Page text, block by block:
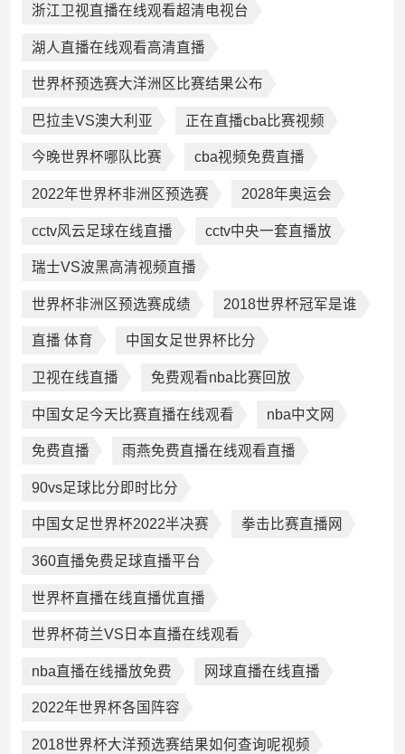
浙江卫视直播在线观看超清电视台
湖人直播在线观看高清直播
世界杯预选赛大洋洲区比赛结果公布
巴拉圭VS澳大利亚 正在直播cba比赛视频
今晚世界杯哪队比赛 cba视频免费直播
2022年世界杯非洲区预选赛 2028年奥运会
cctv风云足球在线直播 cctv中央一套直播放
瑞士VS波黑高清视频直播
世界杯非洲区预选赛成绩 2018世界杯冠军是谁
直播 体育 中国女足世界杯比分
卫视在线直播 免费观看nba比赛回放
中国女足今天比赛直播在线观看 nba中文网
免费直播 雨燕免费直播在线观看直播
90vs足球比分即时比分
中国女足世界杯2022半决赛 拳击比赛直播网
360直播免费足球直播平台
世界杯直播在线直播优直播
世界杯荷兰VS日本直播在线观看
nba直播在线播放免费 网球直播在线直播
2022年世界杯各国阵容
2018世界杯大洋预选赛结果如何查询呢视频